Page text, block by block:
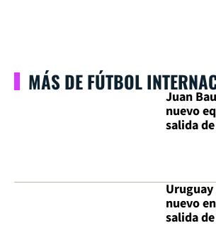
MÁS DE FÚTBOL
Juan
nuevo
salida
nuevo
salida